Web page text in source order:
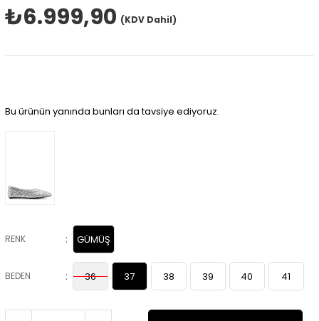
₺6.999,90 (KDV Dahil)
Bu ürünün yanında bunları da tavsiye ediyoruz.
RENK : GÜMÜŞ
BEDEN : 36 37 38 39 40 41